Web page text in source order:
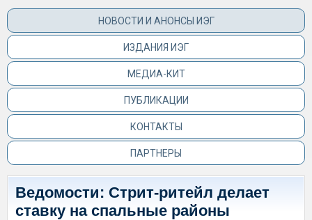
НОВОСТИ И АНОНСЫ ИЭГ
ИЗДАНИЯ ИЭГ
МЕДИА-КИТ
ПУБЛИКАЦИИ
КОНТАКТЫ
ПАРТНЕРЫ
Ведомости: Стрит-ритейл делает
ставку на спальные районы